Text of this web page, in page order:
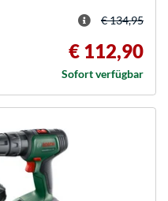
€ 134,95
€ 112,90
Sofort verfügbar